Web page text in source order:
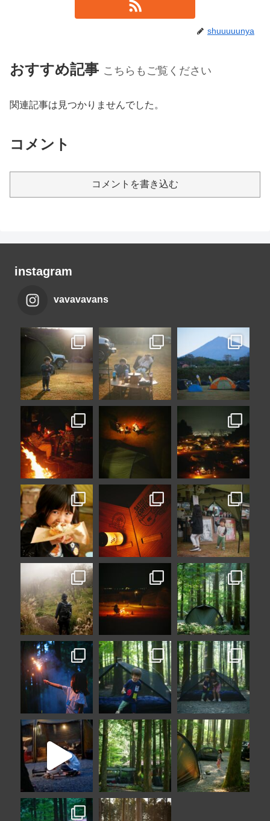
shuuuuunya
おすすめ記事 こちらもご覧ください
関連記事は見つかりませんでした。
コメント
コメントを書き込む
instagram
vavavavans